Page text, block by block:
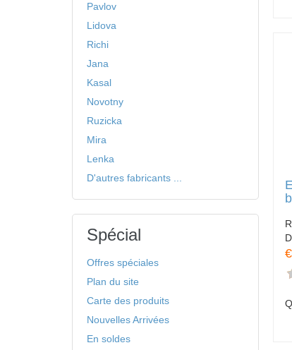
Pavlov
Lidova
Richi
Jana
Kasal
Novotny
Ruzicka
Mira
Lenka
D'autres fabricants ...
Spécial
Offres spéciales
Plan du site
Carte des produits
Nouvelles Arrivées
En soldes